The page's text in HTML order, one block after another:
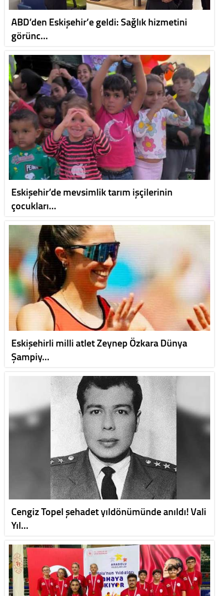
ABD’den Eskişehir’e geldi: Sağlık hizmetini
görünc…
Eskişehir’de mevsimlik tarım işçilerinin
çocukları…
Eskişehirli milli atlet Zeynep Özkara Dünya
Şampiy…
Cengiz Topel şehadet yıldönümünde anıldı! Vali
Yıl…